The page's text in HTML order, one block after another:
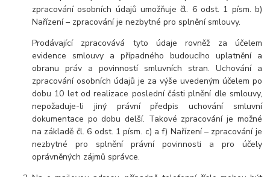
zpracování osobních údajů umožňuje čl. 6 odst. 1 písm. b)
Nařízení – zpracování je nezbytné pro splnění smlouvy.
Prodávající zpracovává tyto údaje rovněž za účelem
evidence smlouvy a případného budoucího uplatnění a
obranu práv a povinností smluvních stran. Uchování a
zpracování osobních údajů je za výše uvedeným účelem po
dobu 10 let od realizace poslední části plnění dle smlouvy,
nepožaduje-li jiný právní předpis uchování smluvní
dokumentace po dobu delší. Takové zpracování je možné
na základě čl. 6 odst. 1 písm. c) a f) Nařízení – zpracování je
nezbytné pro splnění právní povinnosti a pro účely
oprávněných zájmů správce.